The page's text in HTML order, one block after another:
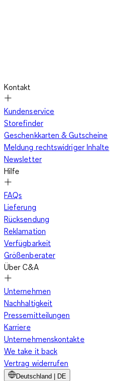
werdende Eltern
Du bist auf der Suche nach dem
Baby-Party oder zur Geburt?
Geschenkidee! Nicht nur werden
Eltern immer gebraucht, sondern
Designs und Materialien, um ein
perfekt zum Stil der Eltern
du nicht nur, dass du an sie
ihnen auch den Alltag. Mach
praktischen und süßen
erobern!
Also, worauf wartest du?
funktionalen Lätzchen, die das
angenehmer machen. Schütze
Lieblings und erleichtere dir das
mit unseren hochwertigen
und du wirst begeistert sein, wie
Bestelle jetzt und erlebe den
Kontakt
Kundenservice
Storefinder
Geschenkkarten & Gutscheine
Meldung rechtswidriger Inhalte
Newsletter
Hilfe
FAQs
Lieferung
Rücksendung
Reklamation
Verfügbarkeit
Größenberater
Über C&A
Unternehmen
Nachhaltigkeit
Pressemitteilungen
Karriere
Unternehmenskontakte
We take it back
Vertrag widerrufen
Deutschland | DE